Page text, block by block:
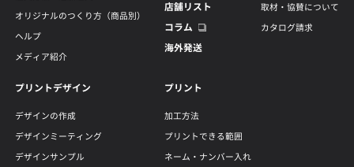
オリジナルのつくり方（商品別）
ヘルプ
メディア紹介
店舗リスト
コラム
海外発送
取材・協賛について
カタログ請求
プリントデザイン
デザインの作成
デザインミーティング
デザインサンプル
プリント
加工方法
プリントできる範囲
ネーム・ナンバー入れ